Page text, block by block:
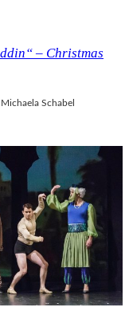
– Christmas
Michaela Schabel